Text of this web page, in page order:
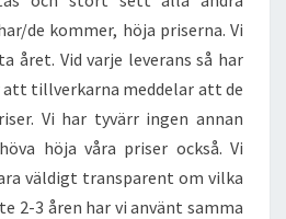
de kommer, höja priserna. Vi
året. Vid varje leverans så har
tillverkarna meddelar att de
Vi har tyvärr ingen annan
höja våra priser också. Vi
väldigt transparent om vilka
2-3 åren har vi använt samma